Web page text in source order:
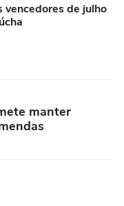
vencedores de julho
manter